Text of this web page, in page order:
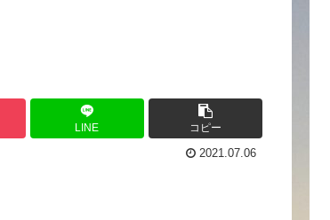
LINE コピー
2021.07.06